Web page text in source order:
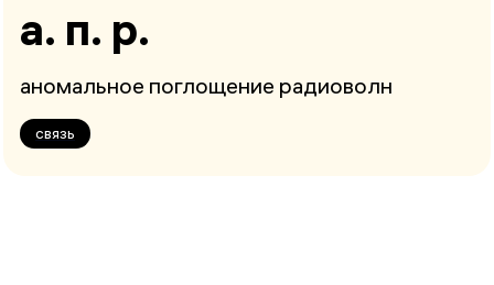
а. п. р.
аномальное поглощение радиоволн
связь